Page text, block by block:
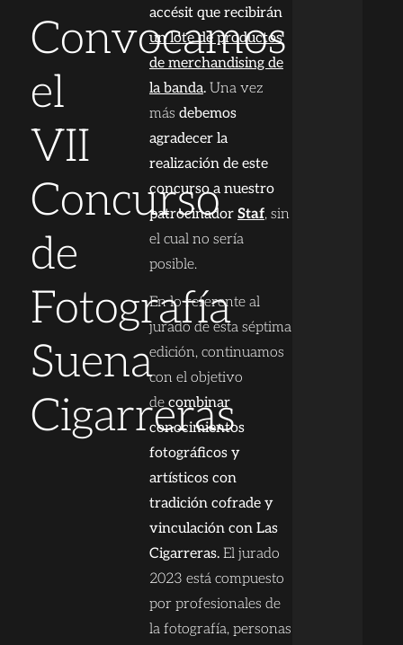
Convocamos
el
VII
Concurso
de
Fotografía
Suena
Cigarreras
accésit que recibirán
un lote de productos
de merchandising de
la banda. Una vez
más debemos
agradecer la
realización de este
concurso a nuestro
patrocinador Staf, sin
el cual no sería
posible.
En lo referente al
jurado de esta séptima
edición, continuamos
con el objetivo
decombinar
conocimientos
fotográficos y
artísticos con
tradición cofrade y
vinculación con Las
Cigarreras.El jurado
2023 está compuesto
por profesionales de
la fotografía, personas